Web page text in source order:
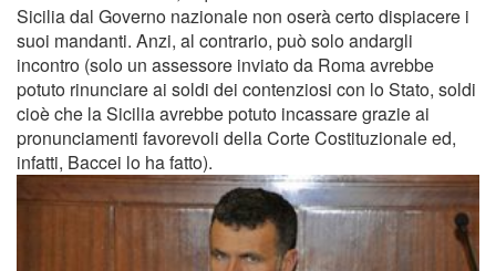
Sicilia dal Governo nazionale non oserà certo dispiacere i
suoi mandanti. Anzi, al contrario, può solo andargli
incontro (solo un assessore inviato da Roma avrebbe
potuto rinunciare ai soldi dei contenziosi con lo Stato, soldi
cioè che la Sicilia avrebbe potuto incassare grazie ai
pronunciamenti favorevoli della Corte Costituzionale ed,
infatti, Baccei lo ha fatto).